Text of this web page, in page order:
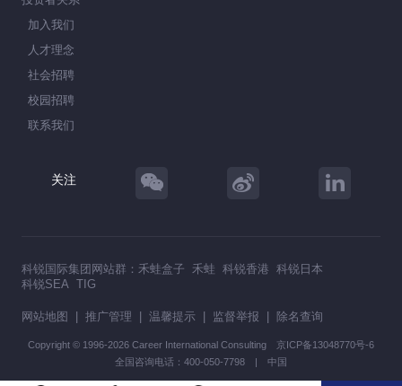
加入我们
人才理念
社会招聘
校园招聘
联系我们
关注
科锐国际集团网站群： 禾蛙盒子 禾蛙 科锐香港 科锐日本
科锐SEA TIG
网站地图 推广管理 温馨提示 监督举报 除名查询
Copyright © 1996-2026 Career International Consulting 京ICP备13048770号-6
全国咨询电话：400-050-7798 | 中国